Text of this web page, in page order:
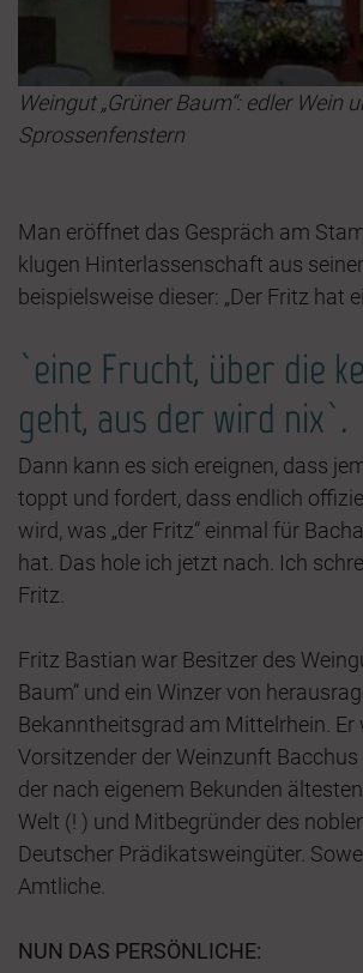
Weingut „Grüner Baum“: edler
Sprossenfenstern
Man eröffnet das Gespräch am
klugen Hinterlassenschaft aus
beispielsweise dieser: „Der Fritz hat
`eine Frucht, über die
geht, aus der wird nix`.
Dann kann es sich ereignen, dass
toppt und fordert, dass endlich
wird, was „der Fritz“ einmal für
hat. Das hole ich jetzt nach. Ich
Fritz.
Fritz Bastian war Besitzer des
Baum“ und ein Winzer von
Bekanntheitsgrad am Mittelrhein. Er
Vorsitzender der Weinzunft
der nach eigenem Bekunden
Welt (! ) und Mitbegründer des
Deutscher Prädikatsweingüter.
Amtliche.
NUN DAS PERSÖNLICHE: